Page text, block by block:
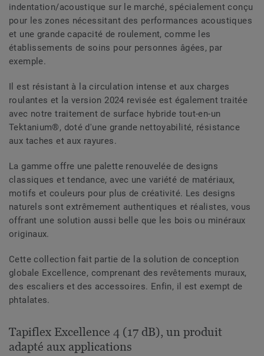
indentation/acoustique sur le marché, spécialement conçu
pour les zones nécessitant des performances acoustiques
et une grande capacité de roulement, comme les
établissements de soins pour personnes âgées, par
exemple.
Il est résistant à la circulation intense et aux charges
roulantes et la version 2024 revisée est également traitée
avec notre traitement de surface hybride tout-en-un
Tektanium®, doté d'une grande nettoyabilité, résistance
aux taches et aux rayures.
La gamme offre une palette renouvelée de designs
classiques et tendance, avec une variété de matériaux,
motifs et couleurs pour plus de créativité. Les designs
naturels sont extrêmement authentiques et réalistes, vous
offrant une solution aussi belle que les bois ou minéraux
originaux.
Cette collection fait partie de la solution de conception
globale Excellence, comprenant des revêtements muraux,
des escaliers et des accessoires. Enfin, il est exempt de
phtalates.
Tapiflex Excellence 4 (17 dB), un produit
adapté aux applications